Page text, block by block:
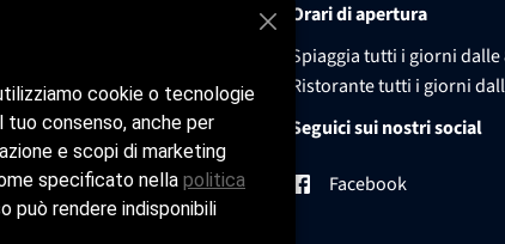
Orari di apertura
Spiaggia tutti i giorni dalle
Ristorante tutti i giorni
Seguici sui nostri social
Facebook
cookie o tecnologie
consenso, anche per
e scopi di marketing
specificato nella politica
può rendere indisponibili